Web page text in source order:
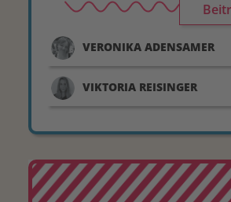
VERONIKA ADENSAMER
VIKTORIA REISINGER